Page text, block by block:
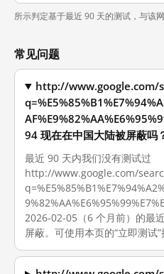
所示判定基于最近 90 天的测试，与该网
常见问题
http://www.google.com/
94 现在在中国大陆被屏蔽吗
最近 90 天内我们没有测试过
http://www.google.com/
2026-02-05（6 个月前）的最
屏蔽。可使用本页的“立即测试”